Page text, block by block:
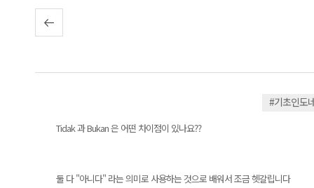
#기초인도
Tidak 과 Bukan 은 어떤 차이점이 있나요??
둘 다 "아니다" 라는 의미로 사용하는 것으로 배워서 조금 헷갈립니다